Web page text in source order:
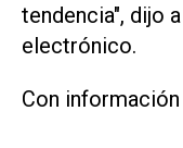
tendencia", dijo
electrónico.
Con